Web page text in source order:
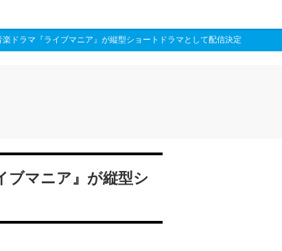
ドラマ『ライブマニア』が縦型ショートドラマとして配信決定
ブマニア』が縦型シ